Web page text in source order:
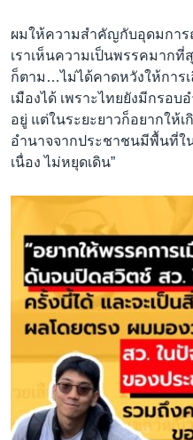
ผมให้ความสำคัญกับอุดมการ
เราเห็นความเป็นพรรคมากที่
ก็ตาม…ไม่ได้คาดหวังให้การ
เมืองได้ เพราะไทยยังมีกรอ
อยู่ แต่ในระยะยาวก็อยากให้
อำนาจจากประชาชนมีพื้นที่ใ
เนื่อง ไม่หยุดเดิน”